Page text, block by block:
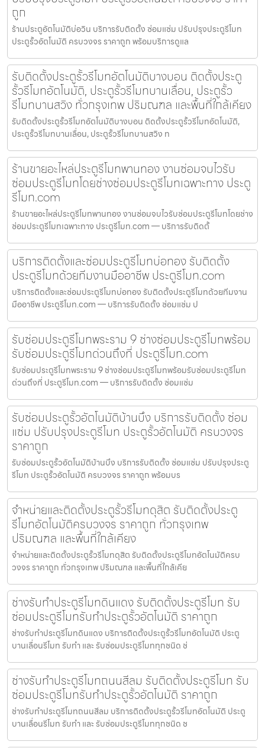
ถูก
ร้านประตูอัตโนมัติบ่อวิน บริการรับติดตั้ง ซ่อมแซ่ม ปรับปรุงประตูรีโมท
ประตูรั้วอัตโนมัติ ครบวงจร ราคาถูก พร้อมบริการดูแล
รับติดตั้งประตูรั้วรีโมทอัตโนมัติบางบอน ติดตั้งประตู
รั้วรีโมทอัตโนมัติ, ประตูรั้วรีโมทบานเลื่อน, ประตูรั้ว
รีโมทบานสวิง ทั่วกรุงเทพ ปริมณฑล และพื้นที่ใกล้เคียง
รับติดตั้งประตูรั้วรีโมทอัตโนมัติบางบอน ติดตั้งประตูรั้วรีโมทอัตโนมัติ,
ประตูรั้วรีโมทบานเลื่อน, ประตูรั้วรีโมทบานสวิง ท
ร้านขายอะไหล่ประตูรีโมทพานทอง งานซ่อมจบไวรับ
ซ่อมประตูรีโมทโดยช่างซ่อมประตูรีโมทเฉพาะทาง ประตู
รีโมท.com
ร้านขายอะไหล่ประตูรีโมทพานทอง งานซ่อมจบไวรับซ่อมประตูรีโมทโดยช่าง
ซ่อมประตูรีโมทเฉพาะทาง ประตูรีโมท.com — บริการรับติดตั้
บริการติดตั้งและซ่อมประตูรีโมทบ่อทอง รับติดตั้ง
ประตูรีโมทด้วยทีมงานมืออาชีพ ประตูรีโมท.com
บริการติดตั้งและซ่อมประตูรีโมทบ่อทอง รับติดตั้งประตูรีโมทด้วยทีมงาน
มืออาชีพ ประตูรีโมท.com — บริการรับติดตั้ง ซ่อมแซ่ม ป
รับซ่อมประตูรีโมทพระราม 9 ช่างซ่อมประตูรีโมทพร้อม
รับซ่อมประตูรีโมทด่วนถึงที่ ประตูรีโมท.com
รับซ่อมประตูรีโมทพระราม 9 ช่างซ่อมประตูรีโมทพร้อมรับซ่อมประตูรีโมท
ด่วนถึงที่ ประตูรีโมท.com — บริการรับติดตั้ง ซ่อมแซ่ม
รับซ่อมประตูรั้วอัตโนมัติบ้านบึง บริการรับติดตั้ง ซ่อม
แซ่ม ปรับปรุงประตูรีโมท ประตูรั้วอัตโนมัติ ครบวงจร
ราคาถูก
รับซ่อมประตูรั้วอัตโนมัติบ้านบึง บริการรับติดตั้ง ซ่อมแซ่ม ปรับปรุงประตู
รีโมท ประตูรั้วอัตโนมัติ ครบวงจร ราคาถูก พร้อมบร
จำหน่ายและติดตั้งประตูรั้วรีโมทดุสิต รับติดตั้งประตู
รีโมทอัตโนมัติครบวงจร ราคาถูก ทั่วกรุงเทพ
ปริมณฑล และพื้นที่ใกล้เคียง
จำหน่ายและติดตั้งประตูรั้วรีโมทดุสิต รับติดตั้งประตูรีโมทอัตโนมัติครบ
วงจร ราคาถูก ทั่วกรุงเทพ ปริมณฑล และพื้นที่ใกล้เคีย
ช่างรับทำประตูรีโมทดินแดง รับติดตั้งประตูรีโมท รับ
ซ่อมประตูรีโมทรับทำประตูรั้วอัตโนมัติ ราคาถูก
ช่างรับทำประตูรีโมทดินแดง บริการติดตั้งประตูรั้วรีโมทอัตโนมัติ ประตู
บานเลื่อนรีโมท รับทำ และ รับซ่อมประตูรีโมททุกชนิด ช่
ช่างรับทำประตูรีโมทถนนสีลม รับติดตั้งประตูรีโมท รับ
ซ่อมประตูรีโมทรับทำประตูรั้วอัตโนมัติ ราคาถูก
ช่างรับทำประตูรีโมทถนนสีลม บริการติดตั้งประตูรั้วรีโมทอัตโนมัติ ประตู
บานเลื่อนรีโมท รับทำ และ รับซ่อมประตูรีโมททุกชนิด ช